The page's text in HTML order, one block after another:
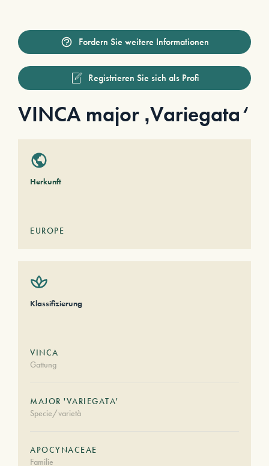
Fordern Sie weitere Informationen
Registrieren Sie sich als Profi
VINCA major ‚Variegata‘
Herkunft
EUROPE
Klassifizierung
VINCA
Gattung
MAJOR 'VARIEGATA'
Specie/varietà
APOCYNACEAE
Familie